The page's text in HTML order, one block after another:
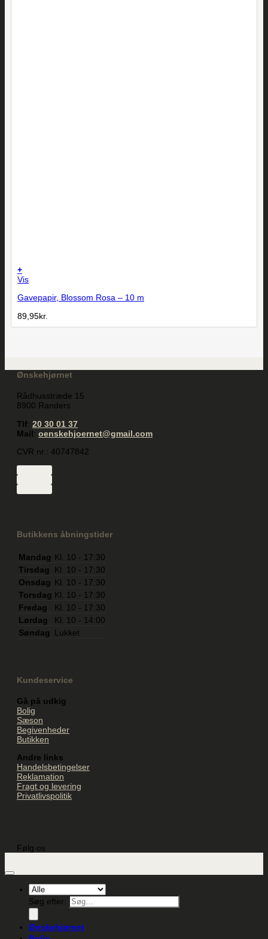
+
Vis
Gavepapir, Blossom Rosa – 10 m
89,95kr.
Ønskehjørnet
Rådhusstræde 15
8900 Randers
Tlf: 20 30 01 37
Mail: oenskehjoernet@gmail.com
CVR nr.: 40747842
Butikkens åbningstider
Mandag Kl. 10 - 17:30
Tirsdag
Kl. 10 - 17:30
Onsdag Kl. 10 - 17:30
Torsdag Kl. 10 - 17:30
Fredag
Kl. 10 - 17:30
Lørdag
Kl. 10 - 14:00
Søndag
Lukket
Kundeservice
Gå på udkig
Bolig
Sæson
Begivenheder
Butikken
Andre links
Handelsbetingelser
Reklamation
Fragt og levering
Privatlivspolitik
Følg os
Søg efter:
Ønskehjørnet